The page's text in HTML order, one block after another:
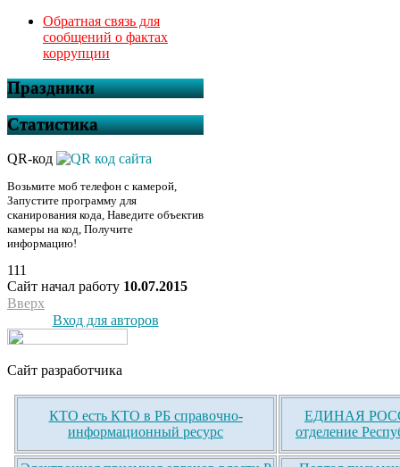
Обратная связь для
сообщений о фактах
коррупции
Праздники
Статистика
QR-код
Возьмите моб телефон с камерой,
Запустите программу для
сканирования кода, Наведите объектив
камеры на код, Получите
информацию!
111
Сайт начал работу 10.07.2015
Вверх
Вход для авторов
Сайт разработчика
КТО есть КТО в РБ справочно-
информационный ресурс
ЕДИНАЯ
отделение